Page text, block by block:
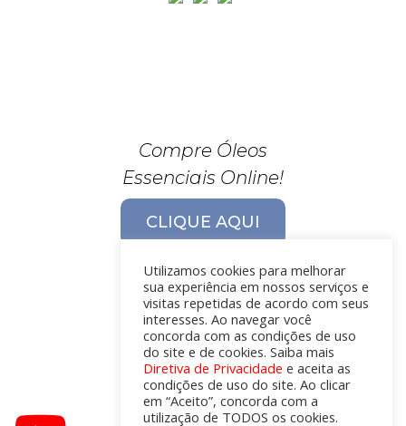
Compre Óleos
Essenciais Online!
CLIQUE AQUI
Utilizamos cookies para melhorar
sua experiência em nossos serviços e
visitas repetidas de acordo com seus
interesses. Ao navegar você
concorda com as condições de uso
do site e de cookies. Saiba mais
Diretiva de Privacidade e aceita as
condições de uso do site. Ao clicar
em “Aceito”, concorda com a
utilização de TODOS os cookies.